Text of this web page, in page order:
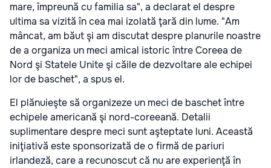
mare, împreună cu familia sa", a declarat el despre
ultima sa vizită în cea mai izolată ţară din lume. "Am
mâncat, am băut şi am discutat despre planurile noastre
de a organiza un meci amical istoric între Coreea de
Nord şi Statele Unite şi căile de dezvoltare ale echipei
lor de baschet", a spus el.
El plănuieşte să organizeze un meci de baschet între
echipele americană şi nord-coreeană. Detalii
suplimentare despre meci sunt aşteptate luni. Această
iniţiativă este sponsorizată de o firmă de pariuri
irlandeză, care a recunoscut că nu are experienţă în